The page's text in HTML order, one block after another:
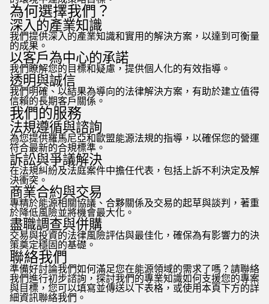
為何選擇我們？
深入的產業知識
我們提供深入的產業知識和實用的解決方案，以達到可衡量
的成果。
以客戶為中心的承諾
我們瞭解您的目標和疑慮，提供個人化的有效指導。
透明與誠信
我們明確、以結果為導向的法律解決方案，有助於建立值得
信賴的長期客戶關係。
我們的服務
法規遵循與諮詢
為您提供羅馬尼亞和歐盟能源法規的指導，以確保您的營運
符合最新的合規標準。
訴訟與爭議解決
在法規糾紛及法庭案件中擔任代表，包括上訴不利決定及解
決衝突。
商業合約與交易
專精於能源相關協議、合夥關係及交易的起草與談判，著重
於降低風險並將機會最大化。
盡職調查與併購
交易與投資的法律風險評估與最佳化，確保為有影響力的決
策奠定穩固的基礎。
聯絡我們
準備好討論我們如何滿足您在能源領域的需求了嗎？請聯絡
我們進行初步諮詢，探討我們的專業知識如何支援您的專案
與目標，您可以填寫並傳送以下表格，或使用本頁下方的詳
細資訊聯絡我們。